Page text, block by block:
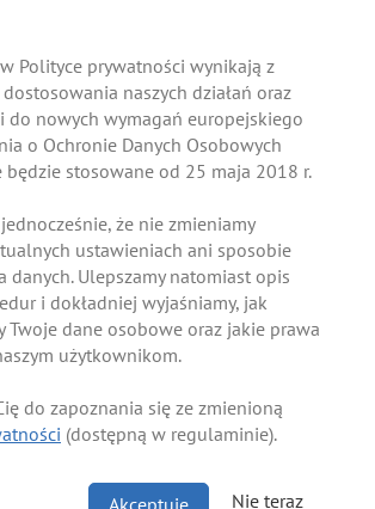
Polityce prywatności wynikają z
naszych działań oraz
do nowych wymagań europejskiego
o Ochronie Danych Osobowych
będzie stosowane od 25 maja 2018 r.
że nie zmieniamy
ustawieniach ani sposobie
danych. Ulepszamy natomiast opis
i dokładniej wyjaśniamy, jak
Twoje dane osobowe oraz jakie prawa
użytkownikom.
do zapoznania się ze zmienioną
(dostępną w regulaminie).
Akceptuję Nie teraz